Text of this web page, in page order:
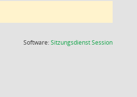
Software:SitzungsdienstSession(Wird in